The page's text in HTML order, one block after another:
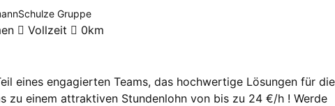
Gruppe
Vollzeit 0km
eines engagierten Teams, das hochwertige Lösungen für
zu einem attraktiven Stundenlohn von bis zu 24 €/h ! Werde